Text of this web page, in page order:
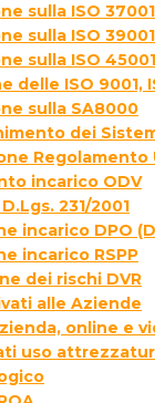
sulla ISO 37001
sulla ISO
sulla ISO 45001
ISO 9001,
sulla SA8000
dei
Regolamento
incarico ODV
231/2001
incarico DPO
incarico RSPP
dei rischi DVR
alle Aziende
online e
uso